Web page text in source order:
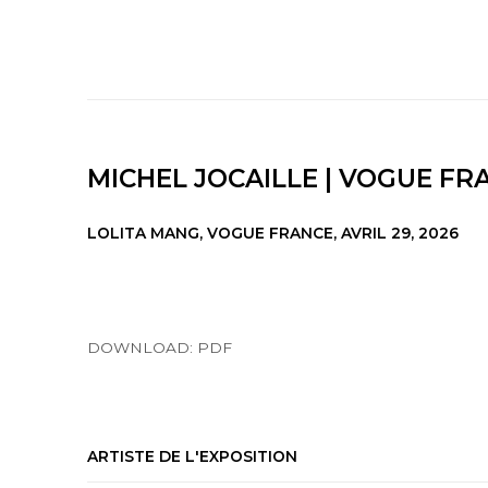
MICHEL JOCAILLE | VOGUE
LOLITA MANG, VOGUE FRANCE, AVRIL 29, 2026
DOWNLOAD: PDF
ARTISTE DE L'EXPOSITION